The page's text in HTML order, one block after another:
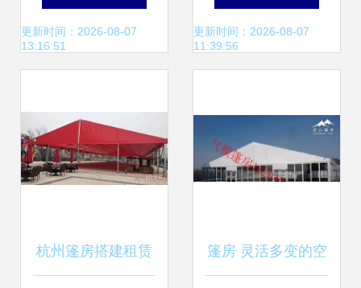
色棚房出租】-
更新时间：2026-08-07
13:16:51
更新时间：2026-08-07
11:39:56
杭州篷房搭建租赁 篷房 灵活多变的空